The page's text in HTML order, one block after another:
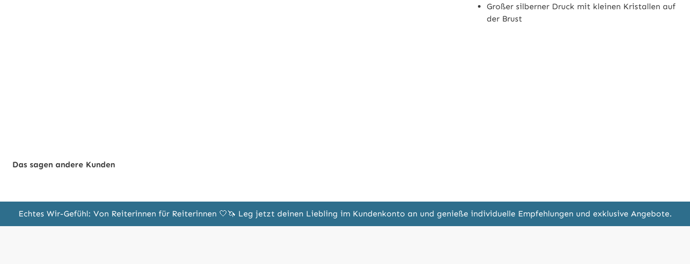
Großer silberner Druck mit kleinen Kristallen auf
der Brust
Das sagen andere Kunden
Echtes Wir-Gefühl: Von Reiterinnen für Reiterinnen 🤍🦄 Leg jetzt deinen Liebling im Kundenkonto an und genieße individuelle Empfehlungen und exklusive Angebote.